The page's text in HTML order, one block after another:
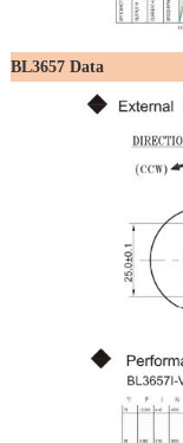
BL3657 Data